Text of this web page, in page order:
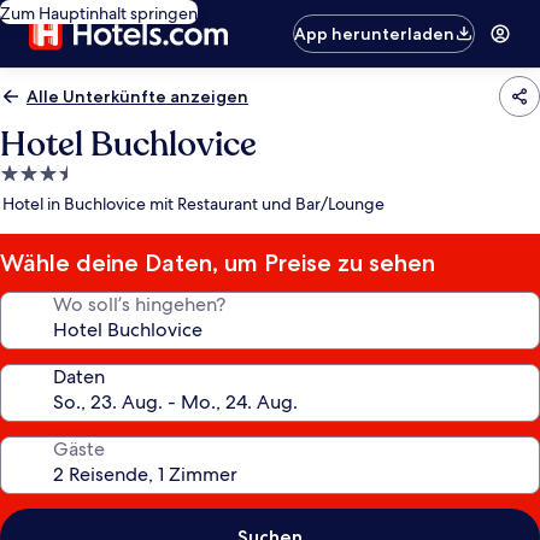
Zum Hauptinhalt springen
App herunterladen
Alle Unterkünfte anzeigen
Hotel Buchlovice
3.5-
Sterne-
Hotel in Buchlovice mit Restaurant und Bar/Lounge
Wähle deine Daten, um Preise zu sehen
Wo soll’s hingehen?
Daten
Gäste